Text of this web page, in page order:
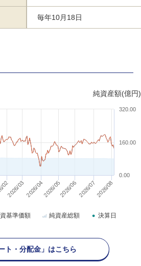
毎年10月18日
純資産額(億円)
022026/032026/042026/052026/062026/072026/08
0.00
160.00
320.00
基準価額 純資産総額 決算日
ト・分配金」はこちら